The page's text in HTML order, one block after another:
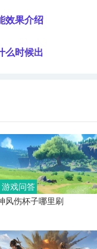
效果介绍
么时候出
风伤杯子哪里刷
游戏问答